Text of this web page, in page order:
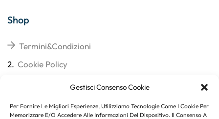
Gestisci Consenso Cookie
Per Fornire Le Migliori Esperienze, Utilizziamo Tecnologie Come I Cookie Per
Memorizzare E/o Accedere Alle Informazioni Del Dispositivo. Il Consenso A
Shop
Termini&Condizioni
2. Cookie Policy